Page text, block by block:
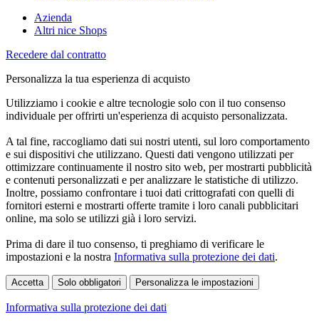
Azienda
Altri nice Shops
Recedere dal contratto
Personalizza la tua esperienza di acquisto
Utilizziamo i cookie e altre tecnologie solo con il tuo consenso
individuale per offrirti un'esperienza di acquisto personalizzata.
A tal fine, raccogliamo dati sui nostri utenti, sul loro comportamento
e sui dispositivi che utilizzano. Questi dati vengono utilizzati per
ottimizzare continuamente il nostro sito web, per mostrarti pubblicità
e contenuti personalizzati e per analizzare le statistiche di utilizzo.
Inoltre, possiamo confrontare i tuoi dati crittografati con quelli di
fornitori esterni e mostrarti offerte tramite i loro canali pubblicitari
online, ma solo se utilizzi già i loro servizi.
Prima di dare il tuo consenso, ti preghiamo di verificare le
impostazioni e la nostra Informativa sulla protezione dei dati.
Accetta Solo obbligatori Personalizza le impostazioni
Informativa sulla protezione dei dati